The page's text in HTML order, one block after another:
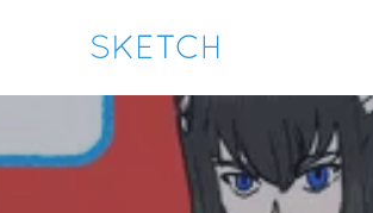
プライパシーポリシー を改定しました。
pixiv Sketchアプリでさらに快適に！
アプリで開く アプリをインストール